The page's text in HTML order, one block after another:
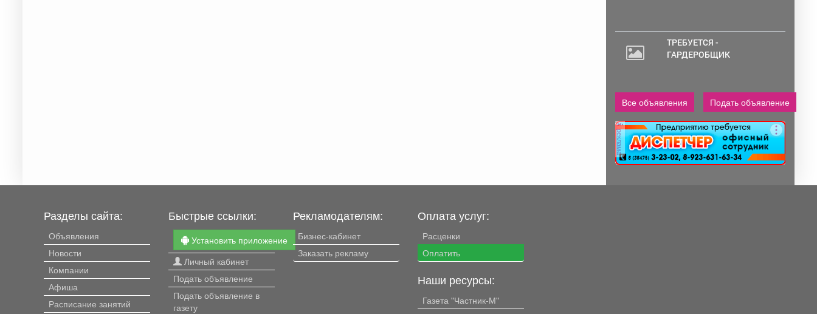
ТРЕБУЕТСЯ -
ГАРДЕРОБЩИК
Все объявления Подать объявление
реклама
Разделы сайта:
Объявления
Новости
Компании
Афиша
Расписание занятий
Быстрые ссылки:
Установить приложение
Личный кабинет
Подать объявление
Подать объявление в
газету
Рекламодателям:
Бизнес-кабинет
Заказать рекламу
Оплата услуг:
Расценки
Оплатить
Наши ресурсы:
Газета "Частник-М"